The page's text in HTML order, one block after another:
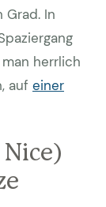
Grad. In
herrlich
auf einer